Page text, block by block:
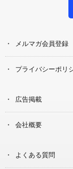
メルマガ会員登録
プライバシーポリ
広告掲載
会社概要
よくある質問